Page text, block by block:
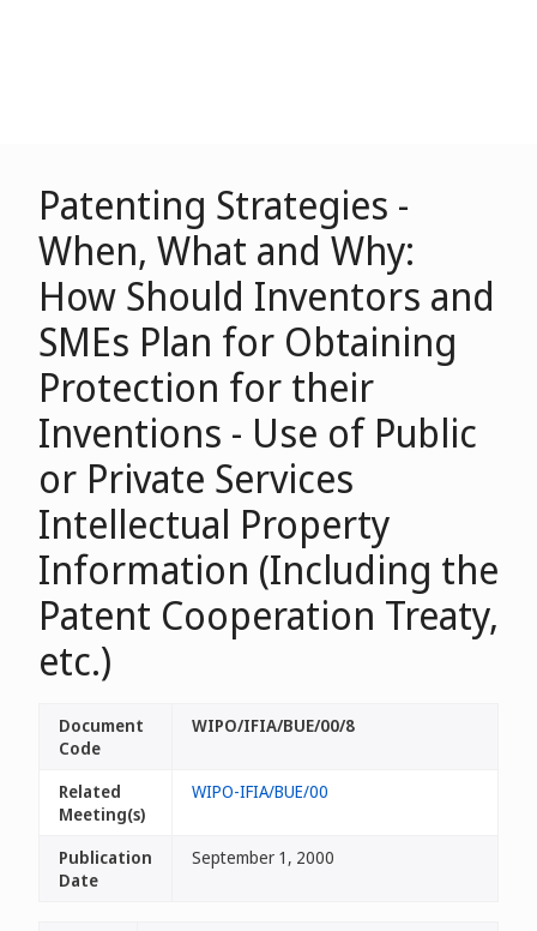
Patenting Strategies -
When, What and Why:
How Should Inventors and
SMEs Plan for Obtaining
Protection for their
Inventions - Use of Public
or Private Services
Intellectual Property
Information (Including the
Patent Cooperation Treaty,
etc.)
Document
Code
WIPO/IFIA/BUE/00/8
Related
Meeting(s)
WIPO-IFIA/BUE/00
Publication
Date
September 1, 2000